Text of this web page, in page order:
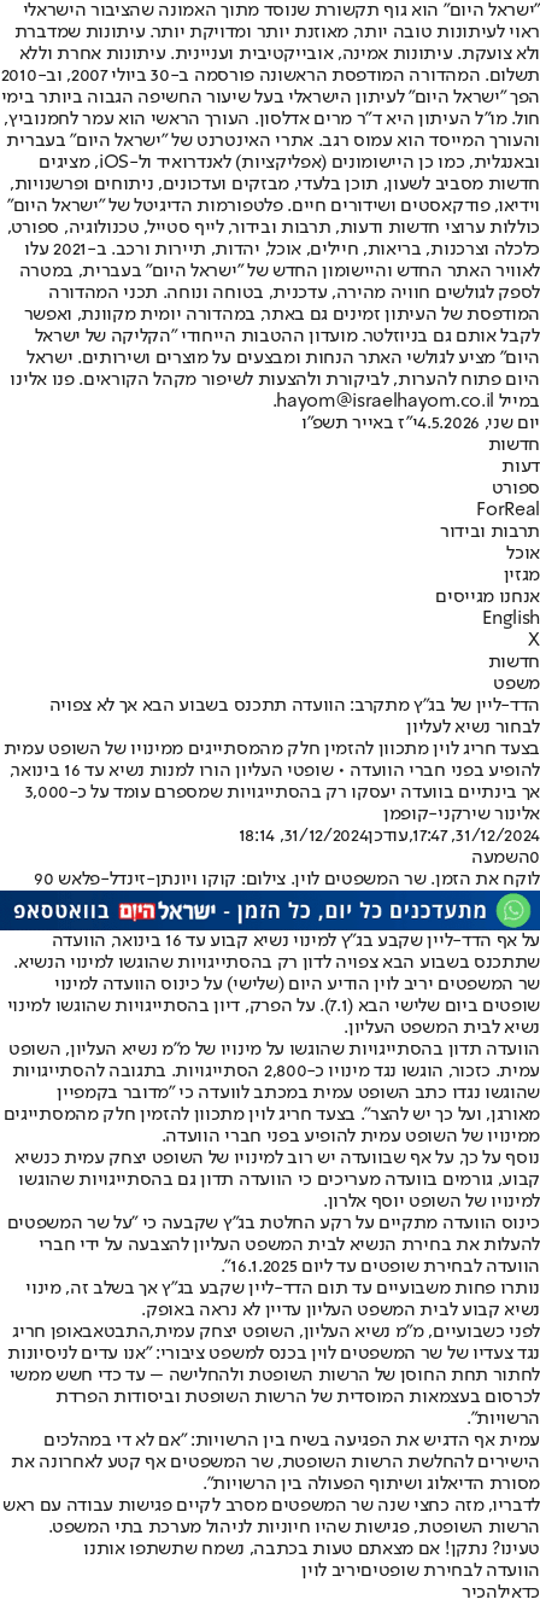
"ישראל היום" הוא גוף תקשורת שנוסד מתוך האמונה שהציבור הישראלי
ראוי לעיתונות טובה יותר, מאוזנת יותר ומדויקת יותר. עיתונות שמדברת
ולא צועקת. עיתונות אמינה, אובייקטיבית ועניינית. עיתונות אחרת וללא
תשלום. המהדורה המודפסת הראשונה פורסמה ב-30 ביולי 2007, וב-2010
הפך "ישראל היום" לעיתון הישראלי בעל שיעור החשיפה הגבוה ביותר בימי
חול. מו"ל העיתון היא ד"ר מרים אדלסון. העורך הראשי הוא עמר לחמנוביץ,
והעורך המייסד הוא עמוס רגב. אתרי האינטרנט של "ישראל היום" בעברית
ובאנגלית, כמו כן היישומונים (אפליקציות) לאנדרואיד ול-iOS, מציגים
חדשות מסביב לשעון, תוכן בלעדי, מבזקים ועדכונים, ניתוחים ופרשנויות,
וידיאו, פודקאסטים ושידורים חיים. פלטפורמות הדיגיטל של "ישראל היום"
כוללות ערוצי חדשות ודעות, תרבות ובידור, לייף סטייל, טכנולוגיה, ספורט,
כלכלה וצרכנות, בריאות, חיילים, אוכל, יהדות, תיירות ורכב. ב-2021 עלו
לאוויר האתר החדש והיישומון החדש של "ישראל היום" בעברית, במטרה
לספק לגולשים חוויה מהירה, עדכנית, בטוחה ונוחה. תכני המהדורה
המודפסת של העיתון זמינים גם באתר, במהדורה יומית מקוונת, ואפשר
לקבל אותם גם בניוזלטר. מועדון ההטבות הייחודי "הקליקה של ישראל
היום" מציע לגולשי האתר הנחות ומבצעים על מוצרים ושירותים. ישראל
היום פתוח להערות, לביקורת ולהצעות לשיפור מקהל הקוראים. פנו אלינו
במייל hayom@israelhayom.co.il.
יום שני, 4.5.2026
י"ז באייר תשפ"ו
חדשות
דעות
ספורט
ForReal
תרבות ובידור
אוכל
מגזין
אנחנו מגייסים
English
X
חדשות
משפט
הדד-ליין של בג"ץ מתקרב: הוועדה תתכנס בשבוע הבא אך לא צפויה
לבחור נשיא לעליון
בצעד חריג לוין מתכוון להזמין חלק מהמסתייגים ממינויו של השופט עמית
להופיע בפני חברי הוועדה • שופטי העליון הורו למנות נשיא עד 16 בינואר,
אך בינתיים בוועדה יעסקו רק בהסתייגויות שמספרם עומד על כ-3,000
אלינור שירקני-קופמן
31/12/2024, 17:47
,עודכן31/12/2024, 18:14
0השמעה
לוקח את הזמן. שר המשפטים לוין. צילום: קוקו ויונתן-זינדל-פלאש 90
על אף הדד-ליין שקבע בג"ץ למינוי נשיא קבוע עד 16 בינואר, הוועדה
שתתכנס בשבוע הבא צפויה לדון רק בהסתייגויות שהוגשו למינוי הנשיא.
שר המשפטים יריב לוין הודיע היום (שלישי) על כינוס הוועדה למינוי
שופטים ביום שלישי הבא (7.1). על הפרק, דיון בהסתייגויות שהוגשו למינוי
נשיא לבית המשפט העליון.
הוועדה תדון בהסתייגויות שהוגשו על מינויו של מ"מ נשיא העליון, השופט
עמית. כזכור, הוגשו נגד מינויו כ-2,800 הסתייגויות. בתגובה להסתייגויות
שהוגשו נגדו כתב השופט עמית במכתב לוועדה כי "מדובר בקמפיין
מאורגן, ועל כך יש להצר". בצעד חריג לוין מתכוון להזמין חלק מהמסתייגים
ממינויו של השופט עמית להופיע בפני חברי הוועדה.
נוסף על כך, על אף שבוועדה יש רוב למינויו של השופט יצחק עמית כנשיא
קבוע, גורמים בוועדה מעריכים כי הוועדה תדון גם בהסתייגויות שהוגשו
למינויו של השופט יוסף אלרון.
כינוס הוועדה מתקיים על רקע החלטת בג"ץ שקבעה כי "על שר המשפטים
להעלות את בחירת הנשיא לבית המשפט העליון להצבעה על ידי חברי
הוועדה לבחירת שופטים עד ליום 16.1.2025".
נותרו פחות משבועיים עד תום הדד-ליין שקבע בג"ץ אך בשלב זה, מינוי
נשיא קבוע לבית המשפט העליון עדיין לא נראה באופק.
לפני כשבועיים, מ"מ נשיא העליון, השופט יצחק עמית,התבטאבאופן חריג
נגד צעדיו של שר המשפטים לוין בכנס למשפט ציבורי: "אנו עדים לניסיונות
לחתור תחת החוסן של הרשות השופטת ולהחלישה – עד כדי חשש ממשי
לכרסום בעצמאות המוסדית של הרשות השופטת וביסודות הפרדת
הרשויות".
עמית אף הדגיש את הפגיעה בשיח בין הרשויות: "אם לא די במהלכים
הישירים להחלשת הרשות השופטת, שר המשפטים אף קטע לאחרונה את
מסורת הדיאלוג ושיתוף הפעולה בין הרשויות".
לדבריו, מזה כחצי שנה שר המשפטים מסרב לקיים פגישות עבודה עם ראש
הרשות השופטת, פגישות שהיו חיוניות לניהול מערכת בתי המשפט.
טעינו? נתקן! אם מצאתם טעות בכתבה, נשמח שתשתפו אותנו
הוועדה לבחירת שופטיםיריב לוין
כדאילהכיר